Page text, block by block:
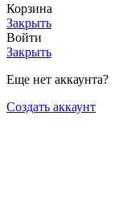
Корзина
Закрыть
Войти
Закрыть
Еще нет аккаунта?
Создать аккаунт